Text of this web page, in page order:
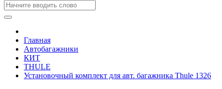
Главная
Автобагажники
КИТ
THULE
Установочный комплект для авт. багажника Thule 1326